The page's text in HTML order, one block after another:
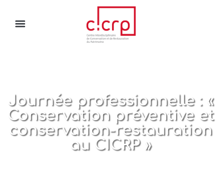
Journée professionnelle : «
Conservation préventive et
conservation-restauration
au CICRP »